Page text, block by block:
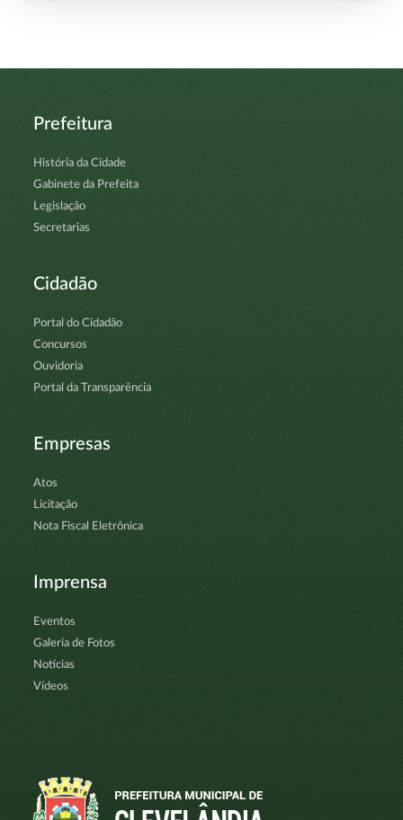
Prefeitura
História da Cidade
Gabinete da Prefeita
Legislação
Secretarias
Cidadão
Portal do Cidadão
Concursos
Ouvidoria
Portal da Transparência
Empresas
Atos
Licitação
Nota Fiscal Eletrônica
Imprensa
Eventos
Galeria de Fotos
Notícias
Vídeos